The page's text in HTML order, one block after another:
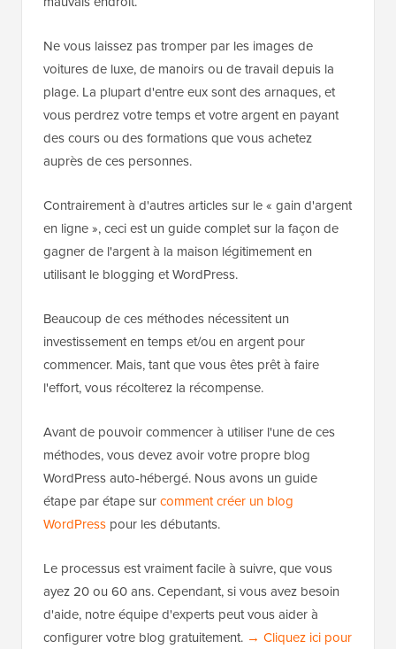
Ne vous laissez pas tromper par les images de
voitures de luxe, de manoirs ou de travail depuis la
plage. La plupart d'entre eux sont des arnaques, et
vous perdrez votre temps et votre argent en payant
des cours ou des formations que vous achetez
auprès de ces personnes.
Contrairement à d'autres articles sur le « gain d'argent
en ligne », ceci est un guide complet sur la façon de
gagner de l'argent à la maison légitimement en
utilisant le blogging et WordPress.
Beaucoup de ces méthodes nécessitent un
investissement en temps et/ou en argent pour
commencer. Mais, tant que vous êtes prêt à faire
l'effort, vous récolterez la récompense.
Avant de pouvoir commencer à utiliser l'une de ces
méthodes, vous devez avoir votre propre blog
WordPress auto-hébergé. Nous avons un guide
étape par étape surcomment créer un blog
WordPress pour les débutants.
Le processus est vraiment facile à suivre, que vous
ayez 20 ou 60 ans. Cependant, si vous avez besoin
d'aide, notre équipe d'experts peut vous aider à
configurer votre blog gratuitement. → Cliquez ici pour